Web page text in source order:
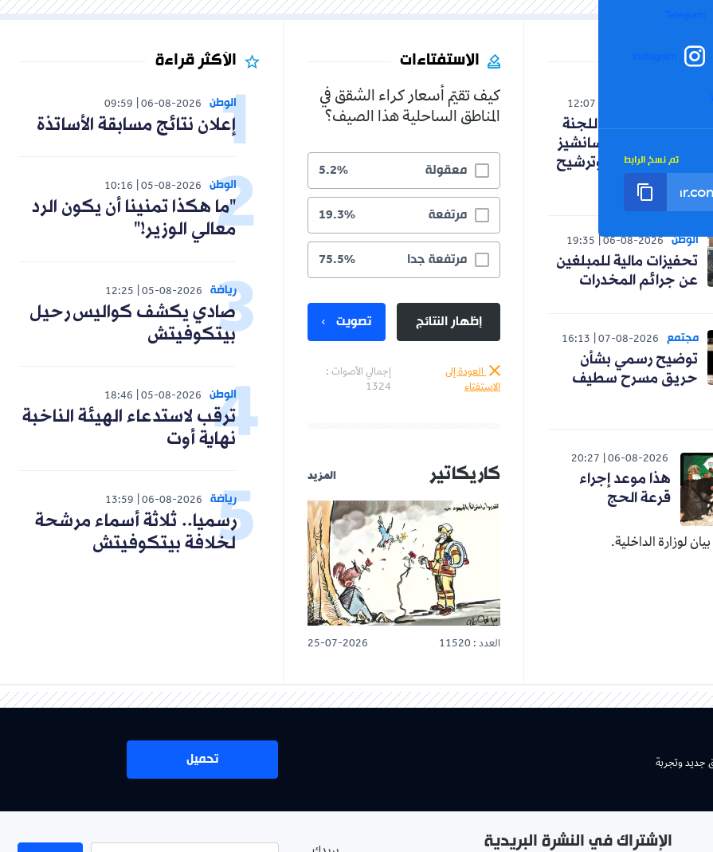
Telegram
Instagram
تم نسخ الرابط
12:07
كواليس اجتماع اللجنة
التقنية .. اختيار سانشيز
و"إسبانية" عنتر وترشيح
الوطن 06-08-2026
19:35
تحفيزات مالية للمبلغين
عن جرائم المخدرات
مجتمع 07-08-2026
16:13
توضيح رسمي بشأن
حريق مسرح سطيف
06-08-2026
20:27
هذا موعد إجراء
قرعة الحج
لوزارة الداخلية.
الاستفتاءات
كيف تقيّم أسعار كراء الشقق في
المناطق الساحلية هذا الصيف؟
معقولة 5.2%
مرتفعة 19.3%
مرتفعة جدا 75.5%
إظهار النتائج تصويت
العودة إلى
الاستفتاء
إجمالي الأصوات :
1324
كاريكاتير المزيد
العدد : 11520 25-07-2026
الأكثر قراءة
الوطن 06-08-2026
09:59
إعلان نتائج مسابقة الأساتذة
الوطن 05-08-2026
10:16
"ما هكذا تمنينا أن يكون الرد
معالي الوزير!"
رياضة 05-08-2026
12:25
صادي يكشف كواليس رحيل
بيتكوفيتش
الوطن 05-08-2026
18:46
ترقب لاستدعاء الهيئة الناخبة
نهاية أوت
رياضة 06-08-2026
13:59
رسميا.. ثلاثة أسماء مرشحة
لخلافة بيتكوفيتش
جديد وتجربة
تحميل
الإشتراك في النشرة البريدية